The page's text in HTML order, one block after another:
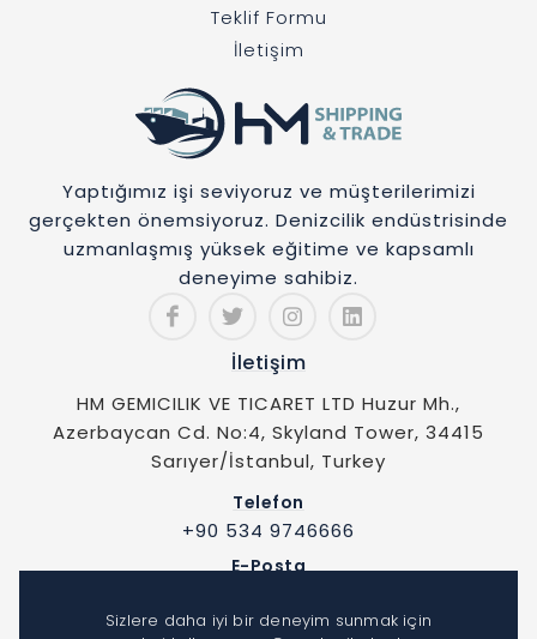
Teklif Formu
İletişim
Yaptığımız işi seviyoruz ve müşterilerimizi
gerçekten önemsiyoruz. Denizcilik endüstrisinde
uzmanlaşmış yüksek eğitime ve kapsamlı
deneyime sahibiz.
İletişim
HM GEMICILIK VE TICARET LTD Huzur Mh.,
Azerbaycan Cd. No:4, Skyland Tower, 34415
Sarıyer/İstanbul, Turkey
Telefon
+90 534 9746666
E-Posta
Sizlere daha iyi bir deneyim sunmak için